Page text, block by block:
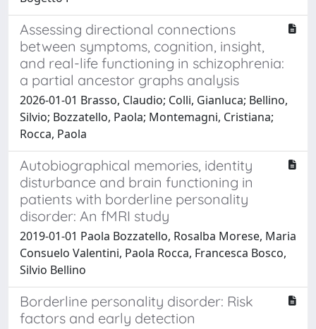
Assessing directional connections
between symptoms, cognition, insight,
and real-life functioning in schizophrenia:
a partial ancestor graphs analysis
2026-01-01 Brasso, Claudio; Colli, Gianluca; Bellino,
Silvio; Bozzatello, Paola; Montemagni, Cristiana;
Rocca, Paola
Autobiographical memories, identity
disturbance and brain functioning in
patients with borderline personality
disorder: An fMRI study
2019-01-01 Paola Bozzatello, Rosalba Morese, Maria
Consuelo Valentini, Paola Rocca, Francesca Bosco,
Silvio Bellino
Borderline personality disorder: Risk
factors and early detection